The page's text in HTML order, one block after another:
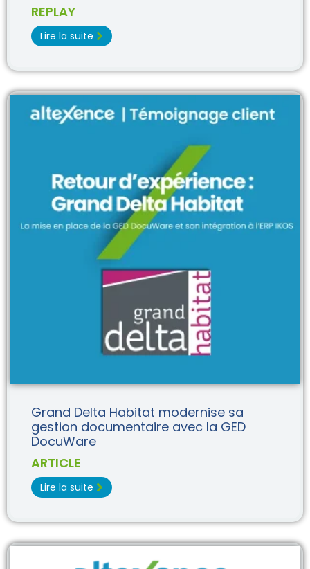
REPLAY
Lire la suite
Grand Delta Habitat modernise sa
gestion documentaire avec la GED
DocuWare
ARTICLE
Lire la suite